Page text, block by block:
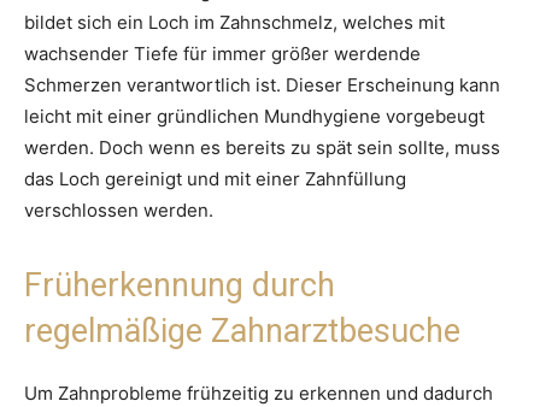
bildet sich ein Loch im Zahnschmelz, welches mit
wachsender Tiefe für immer größer werdende
Schmerzen verantwortlich ist. Dieser Erscheinung kann
leicht mit einer gründlichen Mundhygiene vorgebeugt
werden. Doch wenn es bereits zu spät sein sollte, muss
das Loch gereinigt und mit einer Zahnfüllung
verschlossen werden.
Früherkennung durch
regelmäßige Zahnarztbesuche
Um Zahnprobleme frühzeitig zu erkennen und dadurch